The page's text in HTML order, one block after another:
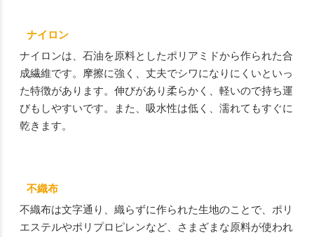
ナイロン
ナイロンは、石油を原料としたポリアミドから作られた合
成繊維です。摩擦に強く、丈夫でシワになりにくいといっ
た特徴があります。伸びがあり柔らかく、軽いので持ち運
びもしやすいです。また、吸水性は低く、濡れてもすぐに
乾きます。
不織布
不織布は文字通り、織らずに作られた生地のことで、ポリ
エステルやポリプロピレンなど、さまざまな原料が使われ